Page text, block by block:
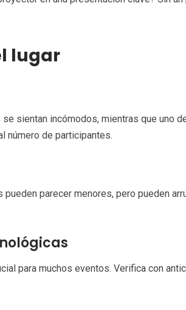
lugar
sientan incómodos, mientras que uno
número de participantes.
parecer menores, pero pueden
para muchos eventos. Verifica con